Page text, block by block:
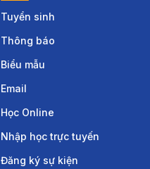
Tuyển sinh
Thông báo
Biểu mẫu
Email
Học Online
Nhập học trực tuyến
Đăng ký sự kiện